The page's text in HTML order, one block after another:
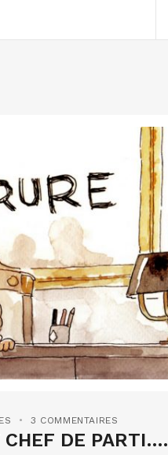
3 COMMENTAIRES
CHEF DE PARTI….